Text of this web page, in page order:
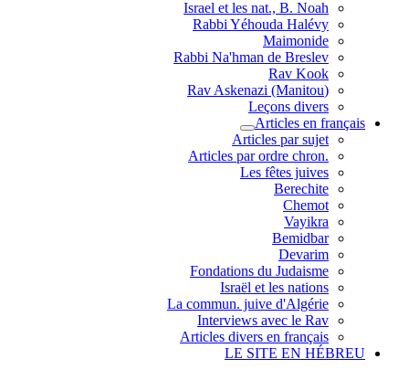
Israel et les nat., B. Noah
Rabbi Yéhouda Halévy
Maimonide
Rabbi Na'hman de Breslev
Rav Kook
(Rav Askenazi (Manitou
Leçons divers
Articles en français
Articles par sujet
.Articles par ordre chron
Les fêtes juives
Berechite
Chemot
Vayikra
Bemidbar
Devarim
Fondations du Judaisme
Israël et les nations
La commun. juive d'Algérie
Interviews avec le Rav
Articles divers en français
LE SITE EN HÉBREU